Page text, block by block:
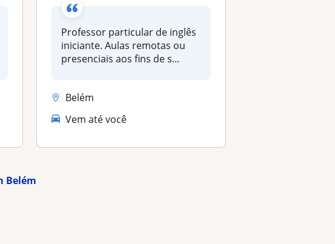
Professor particular de inglês
iniciante. Aulas remotas ou
presenciais aos fins de s...
Belém
Vem até você
Belém